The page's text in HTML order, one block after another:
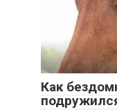
Как